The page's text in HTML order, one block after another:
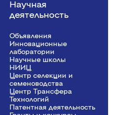
Научная
деятельность
Объявления
Инновационные
лаборатории
Научные школы
НИИЦ
Центр селекции и
семеноводства
Центр Трансфера
Технологий
Патентная деятельность